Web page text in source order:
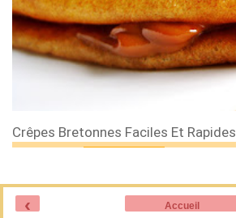
Crêpes Bretonnes Faciles Et Rapides
‹ Accueil